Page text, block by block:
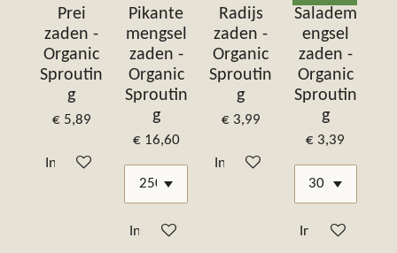
Prei
zaden -
Organic
Sproutin
g
€ 5,89
In winkelwagen
Pikante
mengsel
zaden -
Organic
Sproutin
g
€ 16,60
In winkelwagen
Radijs
zaden -
Organic
Sproutin
g
€ 3,99
In winkelwagen
Saladem
engsel
zaden -
Organic
Sproutin
g
€ 3,39
In winkelwagen